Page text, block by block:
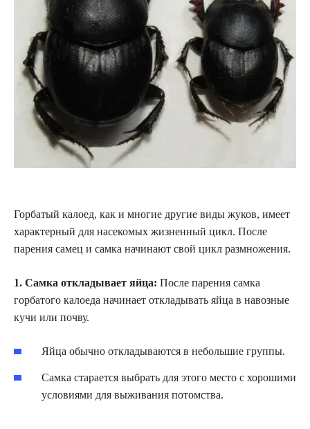
Горбатый калоед, как и многие другие виды жуков, имеет
характерный для насекомых жизненный цикл. После
парения самец и самка начинают свой цикл размножения.
1. Самка откладывает яйца: После парения самка
горбатого калоеда начинает откладывать яйца в навозные
кучи или почву.
Яйца обычно откладываются в небольшие группы.
Самка старается выбрать для этого место с хорошими
условиями для выживания потомства.